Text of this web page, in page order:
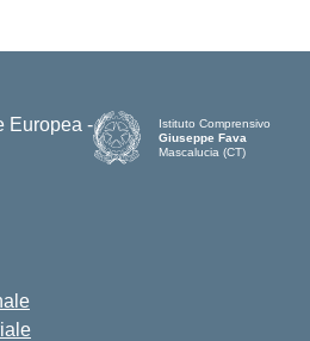
Istituto Comprensivo
Giuseppe Fava
Mascalucia (CT)